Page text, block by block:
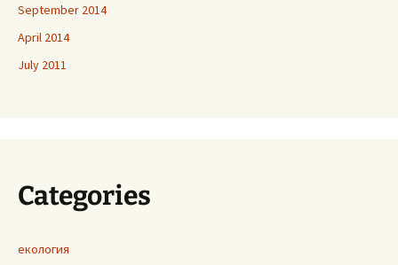
September 2014
April 2014
July 2011
Categories
екология